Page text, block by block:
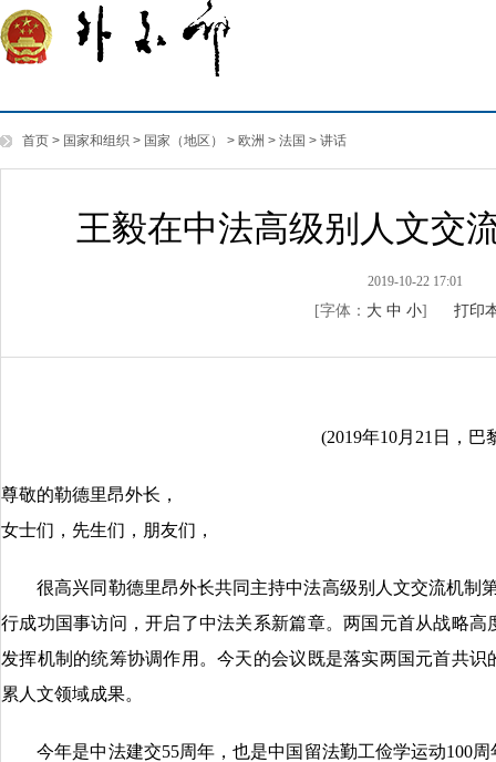
首页 > 国家和组织 > 国家（地区） > 欧洲 > 法国 > 讲话
王毅在中法高级别人文交
2019-10-22 17:01
[字体： 大 中 小] 打印
(2019年10月21日，巴
尊敬的勒德里昂外长，
女士们，先生们，朋友们，
很高兴同勒德里昂外长共同主持中法高级别人文交流机制
行成功国事访问，开启了中法关系新篇章。两国元首从战略
发挥机制的统筹协调作用。今天的会议既是落实两国元首共
累人文领域成果。
今年是中法建交55周年，也是中国留法勤工俭学运动100周